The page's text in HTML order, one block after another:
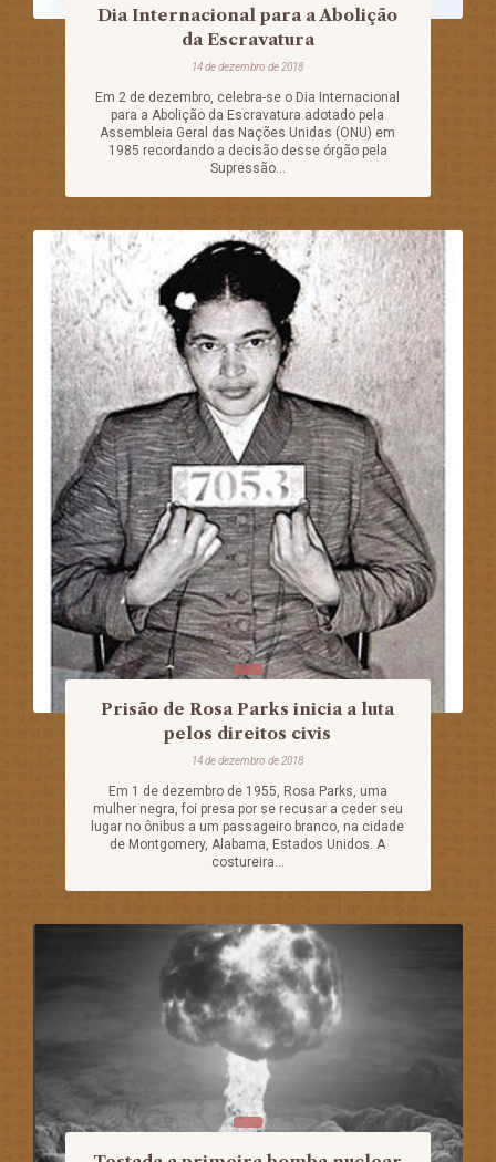
Dia Internacional para a Abolição
da Escravatura
14 de dezembro de 2018
Em 2 de dezembro, celebra-se o Dia Internacional
para a Abolição da Escravatura adotado pela
Assembleia Geral das Nações Unidas (ONU) em
1985 recordando a decisão desse órgão pela
Supressão...
Prisão de Rosa Parks inicia a luta
pelos direitos civis
14 de dezembro de 2018
Em 1 de dezembro de 1955, Rosa Parks, uma
mulher negra, foi presa por se recusar a ceder seu
lugar no ônibus a um passageiro branco, na cidade
de Montgomery, Alabama, Estados Unidos. A
costureira...